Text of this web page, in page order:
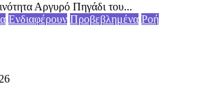
Αργυρό Πηγάδι του...
Ενδιαφέρουν Προβεβλημένα Ροή